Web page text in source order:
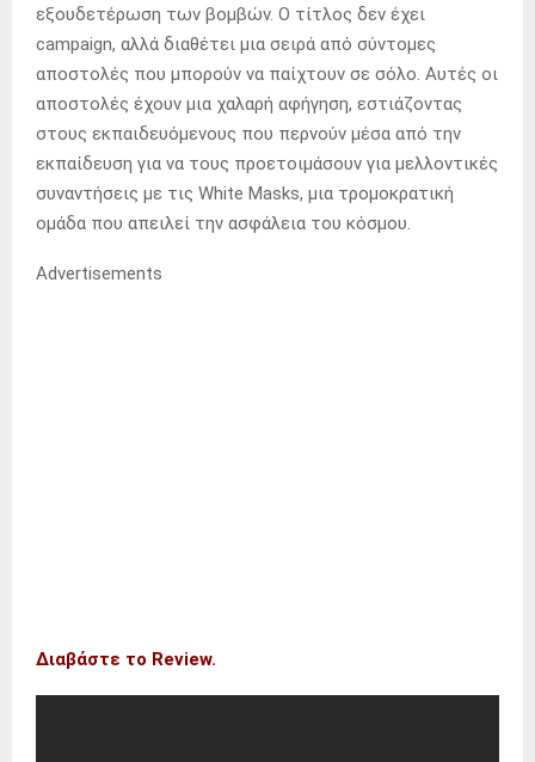
εξουδετέρωση των βομβών. Ο τίτλος δεν έχει
campaign, αλλά διαθέτει μια σειρά από σύντομες
αποστολές που μπορούν να παίχτουν σε σόλο. Αυτές οι
αποστολές έχουν μια χαλαρή αφήγηση, εστιάζοντας
στους εκπαιδευόμενους που περνούν μέσα από την
εκπαίδευση για να τους προετοιμάσουν για μελλοντικές
συναντήσεις με τις White Masks, μια τρομοκρατική
ομάδα που απειλεί την ασφάλεια του κόσμου.
Advertisements
Διαβάστε το Review.